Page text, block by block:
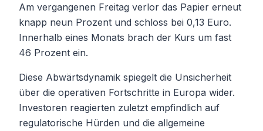
Am vergangenen Freitag verlor das Papier erneut
knapp neun Prozent und schloss bei 0,13 Euro.
Innerhalb eines Monats brach der Kurs um fast
46 Prozent ein.
Diese Abwärtsdynamik spiegelt die Unsicherheit
über die operativen Fortschritte in Europa wider.
Investoren reagierten zuletzt empfindlich auf
regulatorische Hürden und die allgemeine